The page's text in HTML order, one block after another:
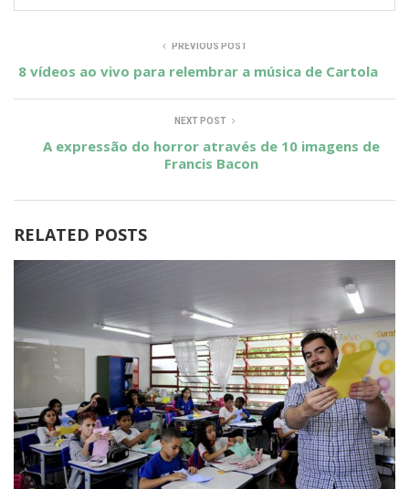
PREVIOUS POST
8 vídeos ao vivo para relembrar a música de Cartola
NEXT POST
A expressão do horror através de 10 imagens de
Francis Bacon
RELATED POSTS